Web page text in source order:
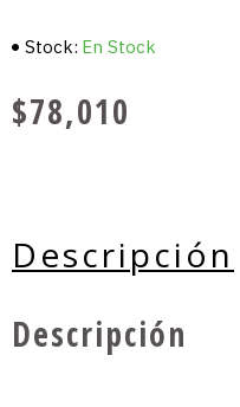
$78,010
Stock: En Stock
Descripción
Descripción